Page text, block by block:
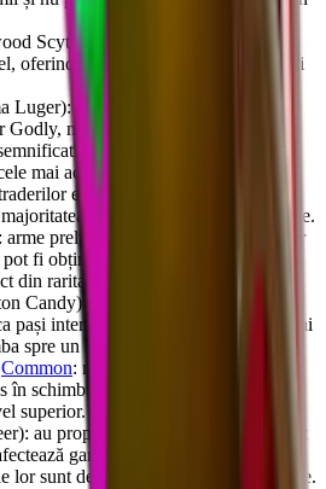
Scythe): extrem de rare, cu foarte
oferindu-le unele dintre cele mai mari
Luger): variante cu schimbare de
Godly, mai rare decât Godly-urile
mai sus.
mai active obiecte de nivel înalt la
experimentați dețin mai multe,
schimburilor de valoare mare.
arme preluate din jocul original Murder
fi obținute în niciun alt mod.
din raritate.
Candy): sunt sub Godly și sunt
pași intermediari, jucătorii grupând mai
spre un singur Godly.
Common: nivelurile de jos, cu valori
în schimburile timpurii sau grupate
superior.
au propriile niveluri de raritate. Sunt
gameplay-ul, dar pot fi
lor sunt determinate de raritate și cerere.